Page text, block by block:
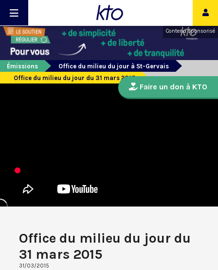
Contenu sponsorisé
Émissions
Office du milieu du jour à St-Gervais
Office du milieu du jour du 31 mars 2015
Office du milieu du jour du
31 mars 2015
31/03/2015
Faire un don à KTO